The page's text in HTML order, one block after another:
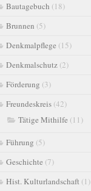
Bautagebuch (18)
Brunnen (5)
Denkmalpflege (15)
Denkmalschutz (2)
Förderung (3)
Freundeskreis (42)
Tätige Mithilfe (11)
Führung (5)
Geschichte (7)
Hist. Kulturlandschaft (1)